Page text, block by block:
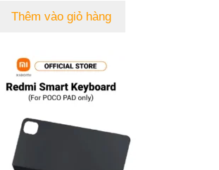
Thêm vào giỏ hàng